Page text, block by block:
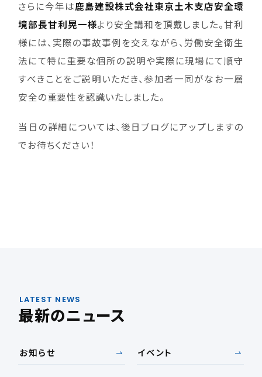
さらに今年は鹿島建設株式会社東京土木支店安全環
境部長甘利晃一様より安全講和を頂戴しました。甘利
様には、実際の事故事例を交えながら、労働安全衛生
法にて特に重要な個所の説明や実際に現場にて順守
すべきことをご説明いただき、参加者一同がなお一層
安全の重要性を認識いたしました。
当日の詳細については、後日ブログにアップしますの
でお待ちください！
LATEST NEWS
最新のニュース
お知らせ イベント